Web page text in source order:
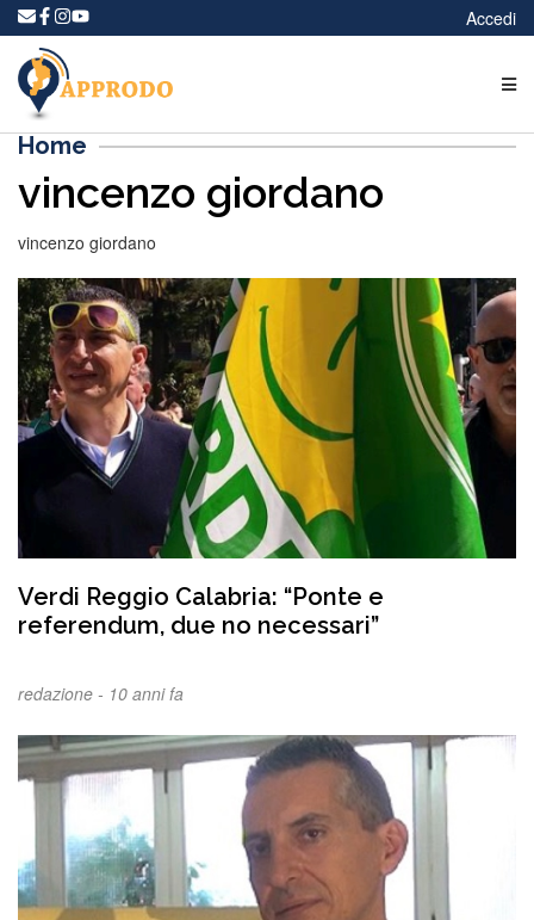
Accedi
Home
vincenzo giordano
vincenzo giordano
Verdi Reggio Calabria: “Ponte e
referendum, due no necessari”
redazione - 10 anni fa